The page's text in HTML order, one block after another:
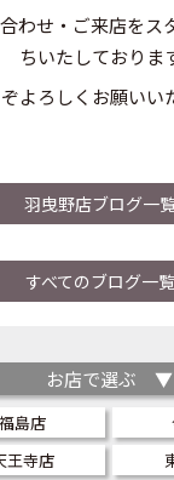
わせ・ご来店をス
ちいたしておりま
よろしくお願いい
羽曳野店ブログ一
すべてのブログ一覧
お店で選ぶ ▼
福島店
王寺店